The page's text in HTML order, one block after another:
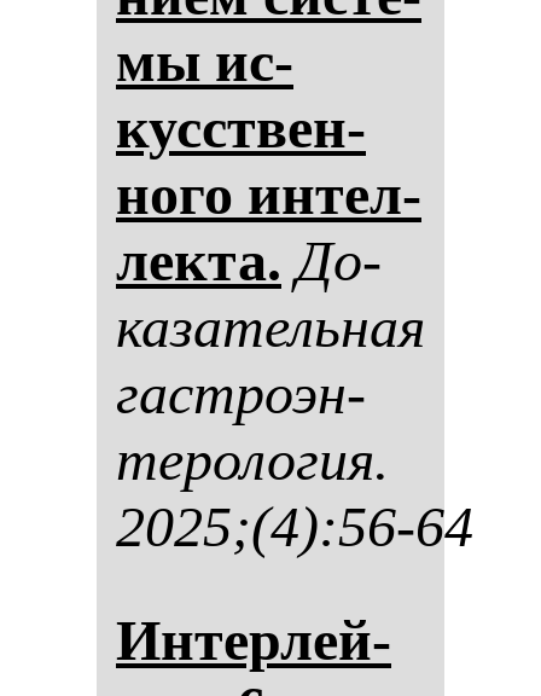
мы ис­
кусствен­
но­го ин­тел­
лек­та. До­
ка­за­тель­ная
гас­тро­эн­
те­ро­ло­гия.
2025;(4):56-64
Ин­тер­лей­